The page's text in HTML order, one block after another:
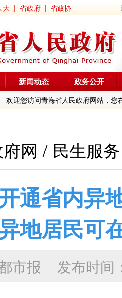
大 | 省政府 | 省政协
欢迎您访问青海省人民政府网站，您
新闻动态 政务公开
网 / 民生服务
通省内异
地居民可
市报 发布时间